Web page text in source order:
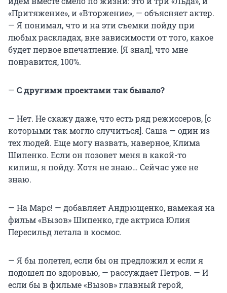
«Притяжение», и «Вторжение», — объясняет актер.
— Я понимал, что и на эти съемки пойду при
любых раскладах, вне зависимости от того, какое
будет первое впечатление. [Я знал], что мне
понравится, 100%.
— С другими проектами так бывало?
— Нет. Не скажу даже, что есть ряд режиссеров, [с
которыми так могло случиться]. Саша — один из
тех людей. Еще могу назвать, наверное, Клима
Шипенко. Если он позовет меня в какой-то
кипиш, я пойду. Хотя не знаю… Сейчас уже не
знаю.
— На Марс! — добавляет Андрющенко, намекая на
фильм «Вызов» Шипенко, где актриса Юлия
Пересильд летала в космос.
— Я бы полетел, если бы он предложил и если я
подошел по здоровью, — рассуждает Петров. — И
если бы в фильме «Вызов» главный герой,